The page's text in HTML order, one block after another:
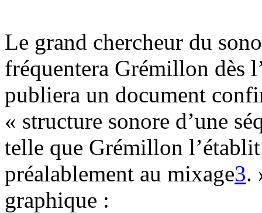
Le grand chercheur du
fréquentera Grémillon dès
publiera un document
« structure sonore d’une
telle que Grémillon
préalablement au mixage3.
graphique :